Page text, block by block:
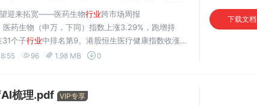
迎来拓宽——医药生物行业跨市场周报
药生物（申万，下同）指数上涨3.29%，跑增持
个子行业中排名第9。港股恒生医疗健康指数收涨
：2025.1.18-2.7期间，康方生物的古莫奇单抗注射
96 1.98 MB 0
下载文档
梳理.pdf VIP专享